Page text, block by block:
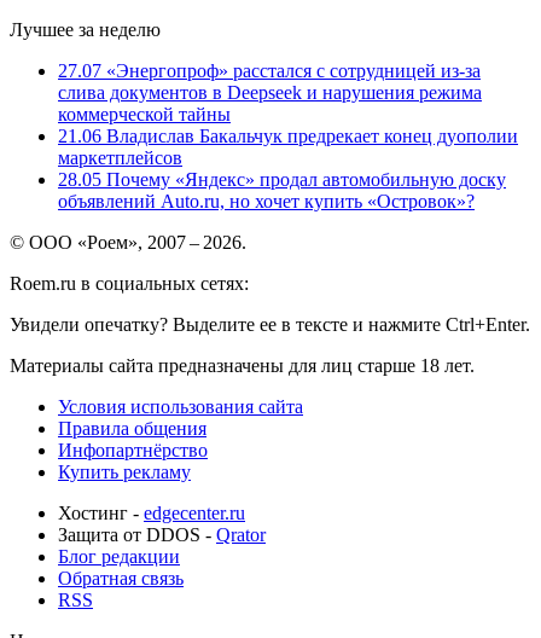
Лучшее за неделю
27.07 «Энергопроф» расстался с сотрудницей из-за
слива документов в Deepseek и нарушения режима
коммерческой тайны
21.06 Владислав Бакальчук предрекает конец дуополии
маркетплейсов
28.05 Почему «Яндекс» продал автомобильную доску
объявлений Auto.ru, но хочет купить «Островок»?
© ООО «Роем», 2007 – 2026.
Roem.ru в социальных сетях:
Увидели опечатку? Выделите ее в тексте и нажмите Ctrl+Enter.
Материалы сайта предназначены для лиц старше 18 лет.
Условия использования сайта
Правила общения
Инфопартнёрство
Купить рекламу
Хостинг - edgecenter.ru
Защита от DDOS - Qrator
Блог редакции
Обратная связь
RSS